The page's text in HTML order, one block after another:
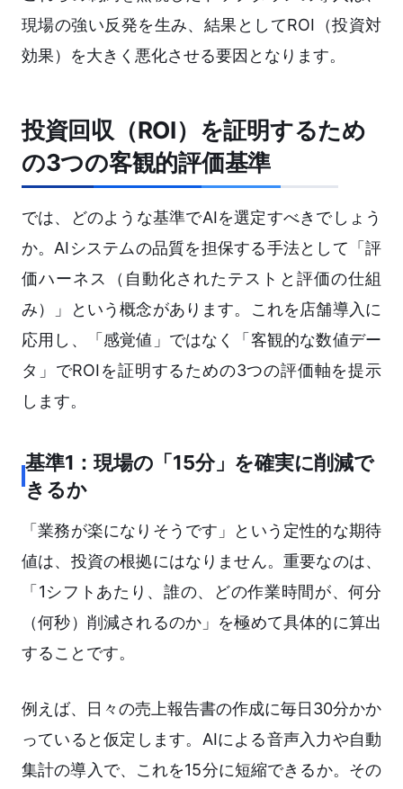
現場の強い反発を生み、結果としてROI（投資対
効果）を大きく悪化させる要因となります。
投資回収（ROI）を証明するため
の3つの客観的評価基準
では、どのような基準でAIを選定すべきでしょう
か。AIシステムの品質を担保する手法として「評
価ハーネス（自動化されたテストと評価の仕組
み）」という概念があります。これを店舗導入に
応用し、「感覚値」ではなく「客観的な数値デー
タ」でROIを証明するための3つの評価軸を提示
します。
基準1：現場の「15分」を確実に削減で
きるか
「業務が楽になりそうです」という定性的な期待
値は、投資の根拠にはなりません。重要なのは、
「1シフトあたり、誰の、どの作業時間が、何分
（何秒）削減されるのか」を極めて具体的に算出
することです。
例えば、日々の売上報告書の作成に毎日30分かか
っていると仮定します。AIによる音声入力や自動
集計の導入で、これを15分に短縮できるか。その